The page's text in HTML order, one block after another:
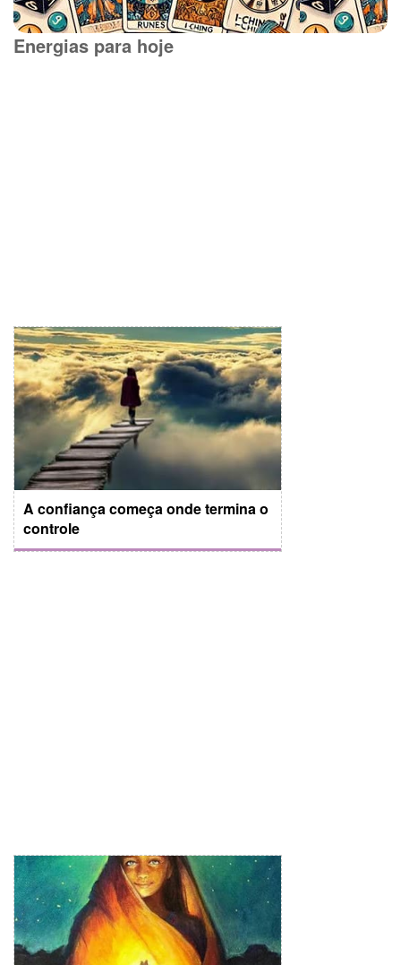
Energias para hoje
A confiança começa onde termina o
controle